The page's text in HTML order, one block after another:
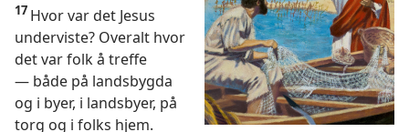
17 Hvor var det Jesus
underviste? Overalt hvor
det var folk å treffe
— både på landsbygda
og i byer, i landsbyer, på
torg og i folks hjem.